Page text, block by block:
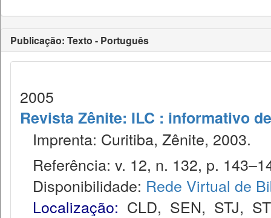
Publicação: Texto - Português
2005
Revista Zênite: ILC : informativo
Imprenta: Curitiba, Zênite, 2003.
Referência: v. 12, n. 132, p.
Disponibilidade: Rede Virtual de
Localização: CLD, SEN, STJ,